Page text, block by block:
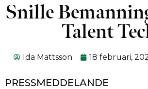
Snille
Talent
Ida Mattsson 18 februari,
PRESSMEDDELANDE